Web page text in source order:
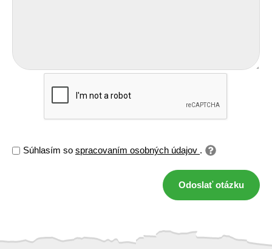
Súhlasím so spracovaním osobných údajov .
Odoslať otázku